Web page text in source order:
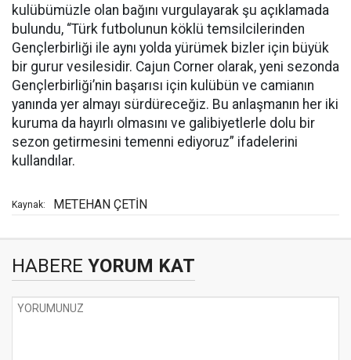
kulübümüzle olan bağını vurgulayarak şu açıklamada
bulundu, “Türk futbolunun köklü temsilcilerinden
Gençlerbirliği ile aynı yolda yürümek bizler için büyük
bir gurur vesilesidir. Cajun Corner olarak, yeni sezonda
Gençlerbirliği’nin başarısı için kulübün ve camianın
yanında yer almayı sürdüreceğiz. Bu anlaşmanın her iki
kuruma da hayırlı olmasını ve galibiyetlerle dolu bir
sezon getirmesini temenni ediyoruz” ifadelerini
kullandılar.
Kaynak: METEHAN ÇETİN
HABERE YORUM KAT